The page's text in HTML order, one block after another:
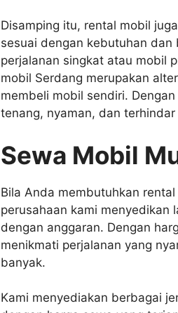
Disamping itu, rental mobil
sesuai dengan kebutuhan
perjalanan singkat atau mobil
mobil Serdang merupakan
membeli mobil sendiri.
tenang, nyaman, dan
Sewa Mobil
Bila Anda membutuhkan
perusahaan kami menyedikan
dengan anggaran. Dengan
menikmati perjalanan yang
banyak.
Kami menyediakan berbagai